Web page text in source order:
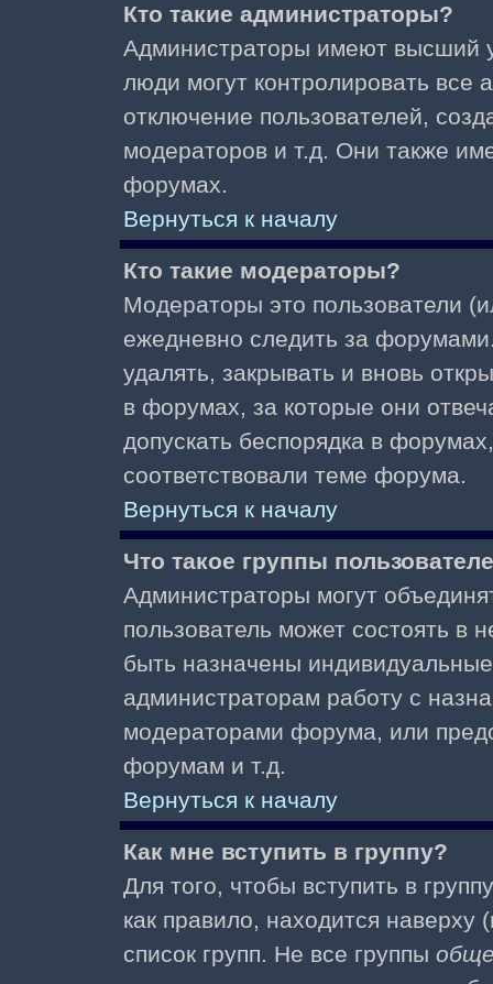
Кто такие администраторы?
Администраторы имеют высший
люди могут контролировать все
отключение пользователей,
модераторов и т.д. Они также
форумах.
Вернуться к началу
Кто такие модераторы?
Модераторы это пользователи
ежедневно следить за
удалять, закрывать и вновь
в форумах, за которые они
допускать беспорядка в
соответствовали теме форума.
Вернуться к началу
Что такое группы
Администраторы могут
пользователь может состоять в
быть назначены
администраторам работу с
модераторами форума, или
форумам и т.д.
Вернуться к началу
Как мне вступить в группу?
Для того, чтобы вступить в
как правило, находится
список групп. Не все группы